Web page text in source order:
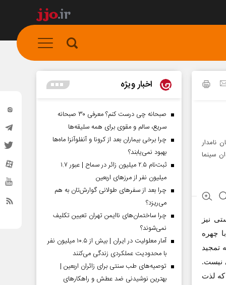
نامدار
سینما
نیز
چهره
تمجید
نیست.
که لذت
اخبار ویژه
صبحانه چی درست کنم؟ معرفی ۳۰ صبحانه
سریع، سالم و مقوی برای همه سلیقه‌ها
چرا برخی بیماران بعد از کرونا و آنفلوآنزا ماه‌ها
بهبود نمی‌یابند؟
ثبت‌نام ۲.۵ میلیون زائر در سماح | عبور ۱.۷
میلیون نفر از مرز‌های اربعین
چرا بعد از سفرهای طولانی گوارش‌تان به هم
می‌ریزد؟
چرا ساختمان‌های ناایمن تهران تعیین تکلیف
نمی‌شوند؟
آمار معلولیت در ایران | بیش از ۱۰.۵ میلیون نفر
با محدودیت عملکردی زندگی می‌کنند
توصیه‌های طب سنتی برای زائران اربعین |
بهترین نوشیدنی ضد عطش و راهکارهای